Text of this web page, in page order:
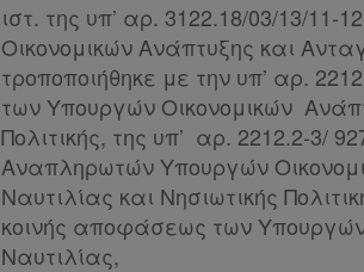
ιστ. της υπ’ αρ. 3122.18/03/13/
Οικονομικών Ανάπτυξης και
τροποποιήθηκε με την υπ’ αρ.
των Υπουργών Οικονομικών
Πολιτικής, της υπ’ αρ. 2212.2-3/
Αναπληρωτών Υπουργών
Ναυτιλίας και Νησιωτικής
κοινής αποφάσεως των Υπουργών
Ναυτιλίας,